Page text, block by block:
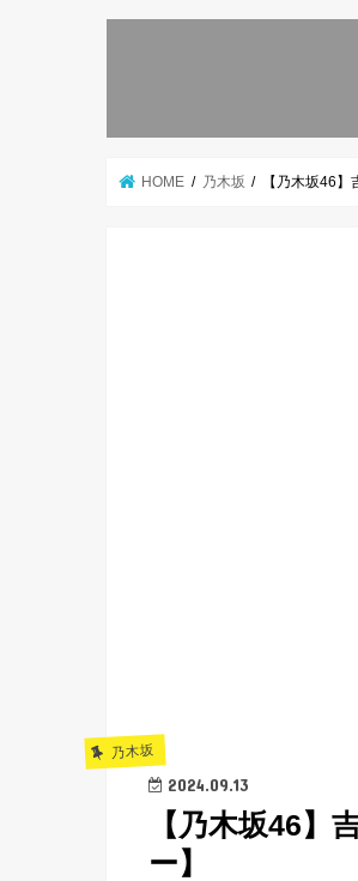
HOME 乃木坂 【乃木坂46
乃木坂
2024.09.13
【乃木坂46
ー】